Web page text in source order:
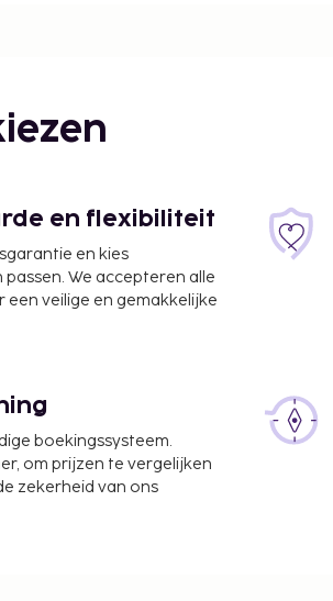
een koelkast in
en flexibiliteit
en kies
We accepteren alle
veilige en gemakkelijke
boekingssysteem.
om prijzen te vergelijken
zekerheid van ons